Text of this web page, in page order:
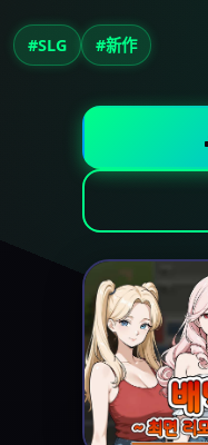
#SLG #新作